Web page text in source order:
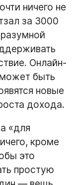
ничего не
за 3000
Онлайн-
быть
новые
дохода.
«для
кроме
это
простую